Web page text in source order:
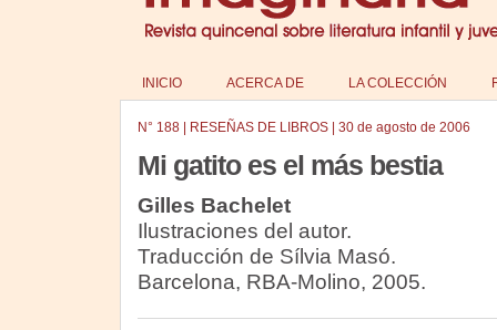
INICIO ACERCA DE LA COLECCIÓN
N° 188| RESEÑAS DE LIBROS| 30 de agosto de 2006
Mi gatito es el más bestia
Gilles Bachelet
Ilustraciones del autor.
Traducción de Sílvia Masó.
Barcelona, RBA-Molino, 2005.